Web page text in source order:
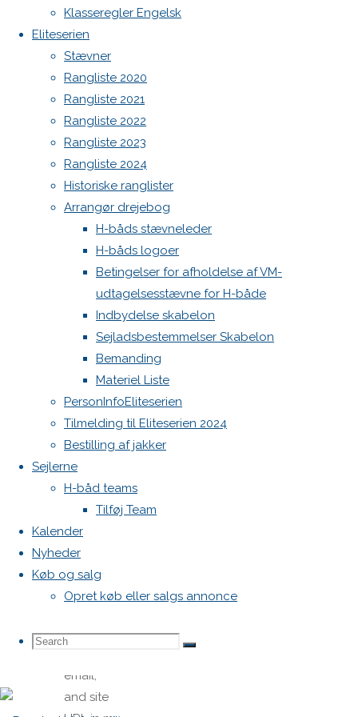
Klasseregler Engelsk
Eliteserien
Stævner
Rangliste 2020
Rangliste 2021
Rangliste 2022
Rangliste 2023
Rangliste 2024
Historiske ranglister
Arrangør drejebog
H-båds stævneleder
H-båds logoer
Betingelser for afholdelse af VM-
udtagelsesstævne for H-både
Indbydelse skabelon
Sejladsbestemmelser Skabelon
Bemanding
Materiel Liste
PersonInfoEliteserien
Tilmelding til Eliteserien 2024
Bestilling af jakker
Sejlerne
H-båd teams
Tilføj Team
Kalender
Nyheder
Køb og salg
Opret køb eller salgs annonce
Search
Search
Search
svar
Din e-
mailadresse
vil ikke
blive
publiceret.
Krævede
felter er
markeret
*
Comment
Name
Website
Save
email,
and site
Botnia 1987 DEN 613
Indlægsfeed
Kommentarfeed
Back
to
Top
Danske H-bådssejlere
ligaen
©Danske H-bådssejlere